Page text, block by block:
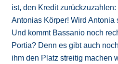
ist, den Kredit
Antonias Körper! Wird
Und kommt Bassanio noch
Portia? Denn es gibt auch
ihm den Platz streitig machen